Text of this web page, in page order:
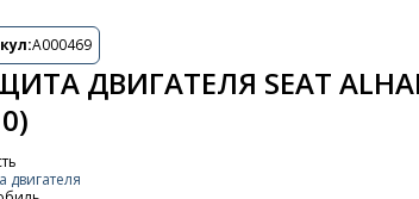
A000469
ДВИГАТЕЛЯ SEAT
двигателя